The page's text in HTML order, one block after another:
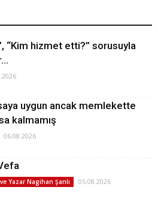
“Kim hizmet etti?” sorusuyla
uygun ancak memlekette
kalmamış
06.08.2026
Yazar Nagihan Şanlı 05.08.2026